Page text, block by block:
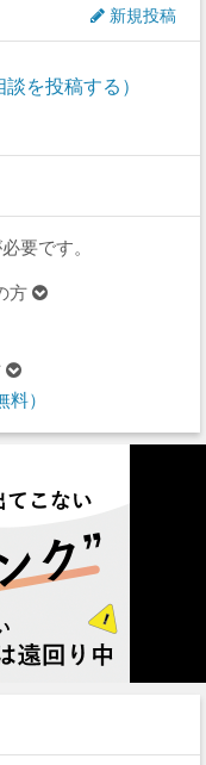
新規投稿
談を投稿する）
要です。
方
）